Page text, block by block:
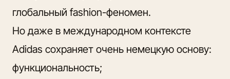
глобальный fashion-феномен.
Но даже в международном контексте
Adidas сохраняет очень немецкую основу:
функциональность;